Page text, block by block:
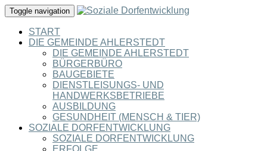
Toggle navigation
START
DIE GEMEINDE AHLERSTEDT
DIE GEMEINDE AHLERSTEDT
BÜRGERBÜRO
BAUGEBIETE
DIENSTLEISUNGS- UND
HANDWERKSBETRIEBE
AUSBILDUNG
GESUNDHEIT (MENSCH & TIER)
SOZIALE DORFENTWICKLUNG
SOZIALE DORFENTWICKLUNG
ERFOLGE